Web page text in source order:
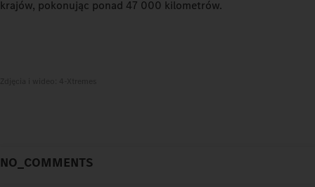
krajów, pokonując ponad 47 000 kilometrów.
NO_COMMENTS